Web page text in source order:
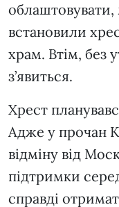
облаштовувати,
встановили
храм. Втім, без
з’явиться.
Хрест
Адже у прочан
відміну від
підтримки
справді